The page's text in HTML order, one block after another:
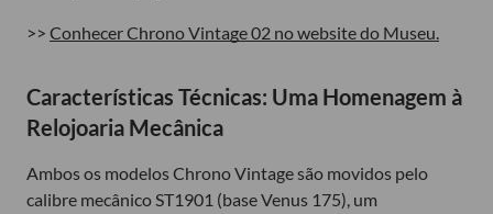
>> Conhecer Chrono Vintage 02 no website do Museu.
Características Técnicas: Uma Homenagem à
Relojoaria Mecânica
Ambos os modelos Chrono Vintage são movidos pelo
calibre mecânico ST1901 (base Venus 175), um